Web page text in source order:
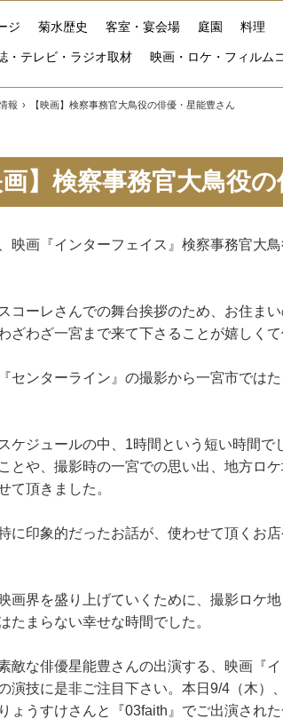
ジ 菊水歴史 客室・宴会場 庭園 料理
・テレビ・ラジオ取材 映画・ロケ・フィルム
報 › 【映画】検察事務官大鳥役の俳優・星能豊さん
画】検察事務官大鳥役
映画『インターフェイス』検察事務官大
コーレさんでの舞台挨拶のため、お住ま
ざわざ一宮まで来て下さることが嬉しくて
センターライン』の撮影から一宮市では
ケジュールの中、1時間という短い時間
とや、撮影時の一宮での思い出、地方ロ
て頂きました。
に印象的だったお話が、使わせて頂くお
画界を盛り上げていくために、撮影ロケ
たまらない幸せな時間でした。
敵な俳優星能豊さんの出演する、映画『
演技に是非ご注目下さい。本日9/4（木）
ょうすけさんと『03faith』でご出演され